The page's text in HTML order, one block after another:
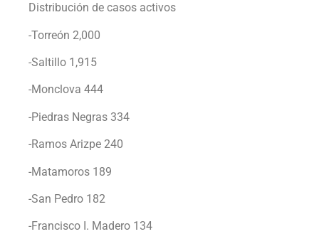
Distribución de casos activos
-Torreón 2,000
-Saltillo 1,915
-Monclova 444
-Piedras Negras 334
-Ramos Arizpe 240
-Matamoros 189
-San Pedro 182
-Francisco I. Madero 134